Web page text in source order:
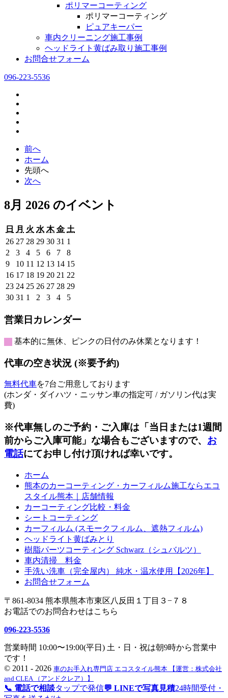
ポリマーコーティング
ポリマーコーティング
ピュアキーパー
車内クリーニング施工事例
ヘッドライト黄ばみ取り施工事例
お問合せフォーム
096-223-5536
前へ
ホーム
先頭へ
次へ
8月 2026 のイベント
日
日
曜
日
月 月
曜
日
火 火
曜
日
水水
曜
日
木木
曜
日
金金
曜
日
土
262026
年
7
月
26
日
272026
年
7
月
27
日
282026
年
7
月
28
日
292026
年
7
月
29
日
302026
年
7
月
30
日
31 2026
年
7
月
31
日
1
8
月
1
日
2 2026
年
8
月
2
日
32026
年
8
月
3
日
42026
年
8
月
4
日
52026
年
8
月
5
日
62026
年
8
月
6
日
72026
年
8
月
7
日
82026
年
8
月
8
日
92026
年
8
月
9
日
102026
年
8
月
10
日
11 2026
年
8
月
11
12 2026
年
8
月
12
132026
年
8
月
13
142026
年
8
月
14
日
152026
8
162026
年
8
16
日
172026
年
8
17
日
182026
年
8
18
日
192026
年
8
19
日
202026
年
8
20
日
21 2026
年
8
21
日
22
年
232026
年
月
23
日
242026
年
月
24
日
252026
年
月
25
日
262026
年
月
26
日
272026
年
月
27
日
282026
年
月
28
292026
日
302026
8
月
30
日
31 2026
8
月
31
日
1 2026
9
月
1
日
2 2026
9
月
2
日
32026
9
月
3
日
42026
9
月
4
日
52026
9
5
日
営業日カレンダー
基本的に無休、ピンクの日付のみ休業となります！
代車の空き状況 (※要予約)
無料代車を7台ご用意しております
(ホンダ・ダイハツ・ニッサン車の指定可 / ガソリン代は実
費)
※代車無しのご予約・ご入庫は「当日または1週間
前からご入庫可能」な場合もございますので、 お
電話にてお申し付け頂ければ幸いです。
ホーム
熊本のカーコーティング・カーフィルム施工ならエコ
スタイル熊本｜店舗情報
カーコーティング比較・料金
シートコーティング
カーフィルム (スモークフィルム、遮熱フィルム)
ヘッドライト黄ばみとり
樹脂パーツコーティング Schwarz（シュバルツ）
車内清掃 料金
手洗い洗車（完全屋内） 純水・温水使用【2026年】
お問合せフォーム
〒861-8034 熊本県熊本市東区八反田１丁目３−７８
お電話でのお問合わせはこちら
096-223-5536
営業時間 10:00〜19:00(平日) 土・日・祝は朝9時から営業中
です！
© 2011 - 2026 車のお手入れ専門店 エコスタイル熊本 【運営：株式会社
and CLEA （アンドクレア）】
📞 電話で相談タップで発信💬 LINEで写真見積24時間受付・